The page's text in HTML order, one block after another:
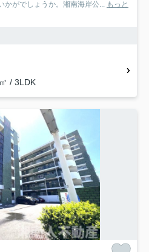
かがでしょうか。湘南海岸公... もっと
/ 3LDK